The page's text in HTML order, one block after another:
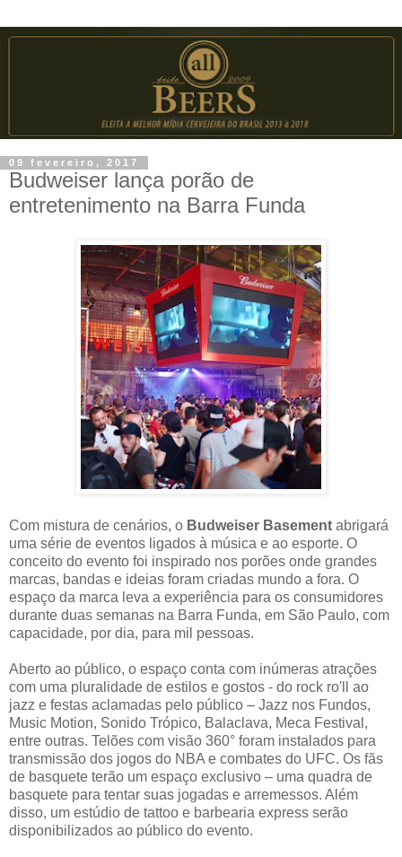
09 fevereiro, 2017
Budweiser lança porão de
entretenimento na Barra Funda
Com mistura de cenários, o Budweiser Basement abrigará
uma série de eventos ligados à música e ao esporte. O
conceito do evento foi inspirado nos porões onde grandes
marcas, bandas e ideias foram criadas mundo a fora. O
espaço da marca leva a experiência para os consumidores
durante duas semanas na Barra Funda, em São Paulo, com
capacidade, por dia, para mil pessoas.
Aberto ao público, o espaço conta com inúmeras atrações
com uma pluralidade de estilos e gostos - do rock ro'll ao
jazz e festas aclamadas pelo público – Jazz nos Fundos,
Music Motion, Sonido Trópico, Balaclava, Meca Festival,
entre outras. Telões com visão 360° foram instalados para
transmissão dos jogos do NBA e combates do UFC. Os fãs
de basquete terão um espaço exclusivo – uma quadra de
basquete para tentar suas jogadas e arremessos. Além
disso, um estúdio de tattoo e barbearia express serão
disponibilizados ao público do evento.